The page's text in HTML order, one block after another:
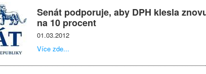
Senát podporuje, aby DPH klesla
na 10 procent
01.03.2012
Více zde...